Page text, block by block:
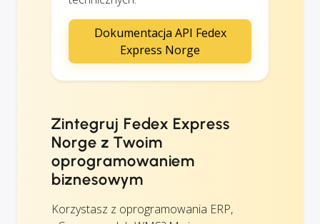
Dokumentacja API Fedex
Express Norge
Zintegruj Fedex Express
Norge z Twoim
oprogramowaniem
biznesowym
Korzystasz z oprogramowania ERP,